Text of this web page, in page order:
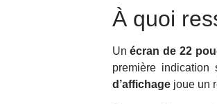
À quoi
Unécran de 22
première
d’affichagejoue un